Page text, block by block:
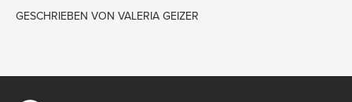
GESCHRIEBEN VON VALERIA GEIZER